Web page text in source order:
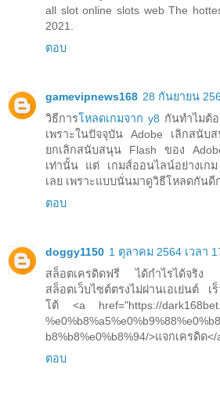
all slot online slots web The
2021.
ตอบ
gamevipnews168 28 กันยายน
วิธีการโหลดเกมจาก y8 กันทำไมต้
เพราะในปัจจุบัน Adobe เลิกสนั
ยกเลิกสนับสนุน Flash ของ
เท่านั้น แต่ เกมส์ออนไลน์อย่างเก
เลย เพราะแบบนั่นมาดูวิธีโหลดกันดี
ตอบ
doggy1150 1 ตุลาคม 2564 เวลา
สล็อตเครดิดฟรี ได้กำไรได้จริง
สล็อตเว็บไซต์ตรงไม่ผ่านเอเย่นต์
โต้ <a href="https://
b8%b8%e0%b8%94/>แจกเครดิด</
ตอบ